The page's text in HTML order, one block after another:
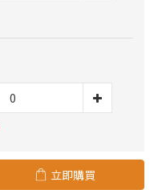
立即購買